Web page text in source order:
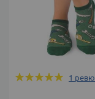
Оценка:
1 ревю